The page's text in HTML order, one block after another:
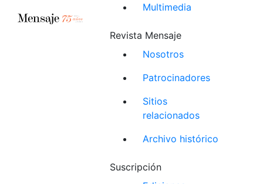
Multimedia
Revista Mensaje
Nosotros
Patrocinadores
Sitios
relacionados
Archivo histórico
Suscripción